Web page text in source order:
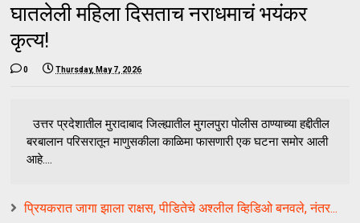
घातलेली महिला दिसताच नराधमाचं भयंकर
कृत्य!
0 Thursday, May 7, 2026
उत्तर प्रदेशातील मुरादाबाद जिल्ह्यातील मुगलपुरा पोलीस ठाण्याच्या हद्दीतील
बरबालान परिसरातून माणुसकीला काळिमा फासणारी एक घटना समोर आली
आहे....
प्रियकरात जागा झाला राक्षस, पीडितेचे अश्लील व्हिडिओ बनवले, नंतर...